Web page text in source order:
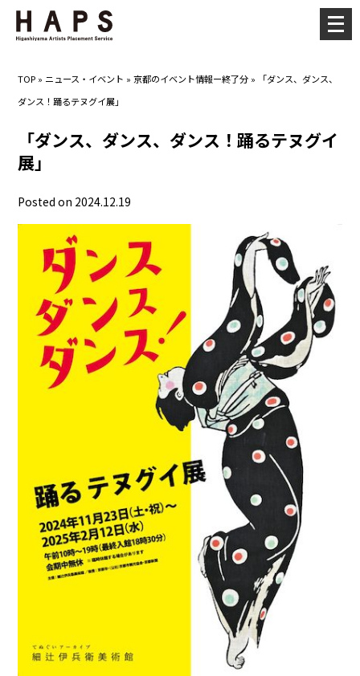
TOP » ニュース・イベント »京都のイベント情報ー終了分 »
「ダンス、ダンス、
ダンス！踊るテヌグイ展」
「ダンス、ダンス、ダンス！踊るテヌグイ
展」
Posted on 2024.12.19
メ
ニ
ー
開